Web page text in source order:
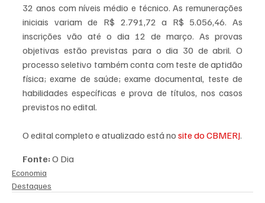
32 anos com níveis médio e técnico. As remunerações
iniciais variam de R$ 2.791,72 a R$ 5.056,46. As
inscrições vão até o dia 12 de março. As provas
objetivas estão previstas para o dia 30 de abril. O
processo seletivo também conta com teste de aptidão
física; exame de saúde; exame documental, teste de
habilidades específicas e prova de títulos, nos casos
previstos no edital.
O edital completo e atualizado está no site do CBMERJ.
Fonte: O Dia
Economia
Destaques